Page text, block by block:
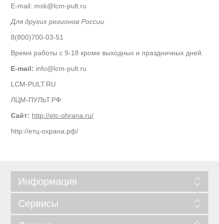
E-mail: msk@lcm-pult.ru
Для других регионов России
8(800)700-03-51
Время работы с 9-18 кроме выходных и праздничных дней.
E-mail: info@lcm-pult.ru
LCM-PULT.RU
ЛЦМ-ПУЛЬТ.РФ
Сайт: http://etc-ohrana.ru/
http://етц-охрана.рф/
Информация
Сервисы